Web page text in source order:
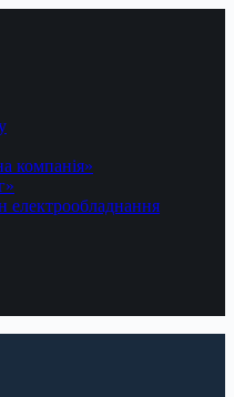
компанія»
електрообладнання